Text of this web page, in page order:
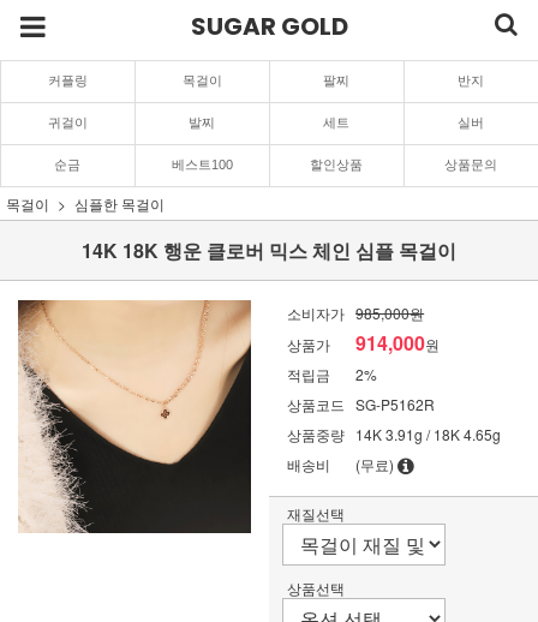
SUGAR GOLD
커플링 목걸이 팔찌 반지
귀걸이 발찌 세트 실버
순금 베스트100 할인상품 상품문의
목걸이 심플한 목걸이
14K 18K 행운 클로버 믹스 체인 심플 목걸이
소비자가 985,000원
상품가
914,000원
적립금
2%
상품코드
SG-P5162R
상품중량 14K 3.91g / 18K 4.65g
배송비
(무료)
재질선택
상품선택